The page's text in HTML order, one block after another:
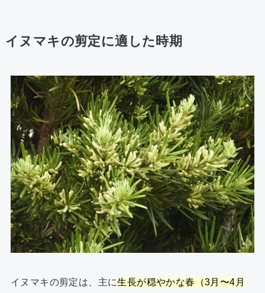
イヌマキの剪定に適した時期
イヌマキの剪定は、主に生長が穏やかな春（3月〜4月